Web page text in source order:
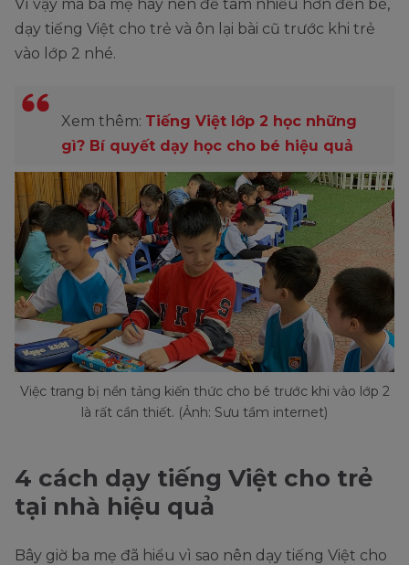
Vì vậy mà ba mẹ hãy nên để tâm nhiều hơn đến bé,
dạy tiếng Việt cho trẻ và ôn lại bài cũ trước khi trẻ
vào lớp 2 nhé.
Xem thêm: Tiếng Việt lớp 2 học những
gì? Bí quyết dạy học cho bé hiệu quả
Việc trang bị nền tảng kiến thức cho bé trước khi vào lớp 2
là rất cần thiết. (Ảnh: Sưu tầm internet)
4 cách dạy tiếng Việt cho trẻ
tại nhà hiệu quả
Bây giờ ba mẹ đã hiểu vì sao nên dạy tiếng Việt cho